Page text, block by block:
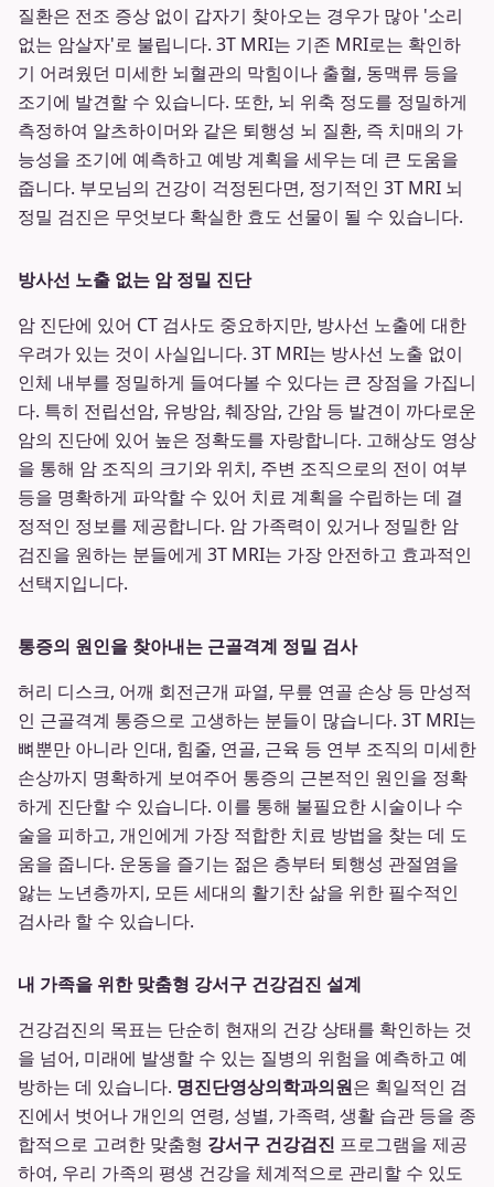
질환은 전조 증상 없이 갑자기 찾아오는 경우가 많아 '소리
없는 암살자'로 불립니다. 3T MRI는 기존 MRI로는 확인하
기 어려웠던 미세한 뇌혈관의 막힘이나 출혈, 동맥류 등을
조기에 발견할 수 있습니다. 또한, 뇌 위축 정도를 정밀하게
측정하여 알츠하이머와 같은 퇴행성 뇌 질환, 즉 치매의 가
능성을 조기에 예측하고 예방 계획을 세우는 데 큰 도움을
줍니다. 부모님의 건강이 걱정된다면, 정기적인 3T MRI 뇌
정밀 검진은 무엇보다 확실한 효도 선물이 될 수 있습니다.
방사선 노출 없는 암 정밀 진단
암 진단에 있어 CT 검사도 중요하지만, 방사선 노출에 대한
우려가 있는 것이 사실입니다. 3T MRI는 방사선 노출 없이
인체 내부를 정밀하게 들여다볼 수 있다는 큰 장점을 가집니
다. 특히 전립선암, 유방암, 췌장암, 간암 등 발견이 까다로운
암의 진단에 있어 높은 정확도를 자랑합니다. 고해상도 영상
을 통해 암 조직의 크기와 위치, 주변 조직으로의 전이 여부
등을 명확하게 파악할 수 있어 치료 계획을 수립하는 데 결
정적인 정보를 제공합니다. 암 가족력이 있거나 정밀한 암
검진을 원하는 분들에게 3T MRI는 가장 안전하고 효과적인
선택지입니다.
통증의 원인을 찾아내는 근골격계 정밀 검사
허리 디스크, 어깨 회전근개 파열, 무릎 연골 손상 등 만성적
인 근골격계 통증으로 고생하는 분들이 많습니다. 3T MRI는
뼈뿐만 아니라 인대, 힘줄, 연골, 근육 등 연부 조직의 미세한
손상까지 명확하게 보여주어 통증의 근본적인 원인을 정확
하게 진단할 수 있습니다. 이를 통해 불필요한 시술이나 수
술을 피하고, 개인에게 가장 적합한 치료 방법을 찾는 데 도
움을 줍니다. 운동을 즐기는 젊은 층부터 퇴행성 관절염을
앓는 노년층까지, 모든 세대의 활기찬 삶을 위한 필수적인
검사라 할 수 있습니다.
내 가족을 위한 맞춤형 강서구 건강검진 설계
건강검진의 목표는 단순히 현재의 건강 상태를 확인하는 것
을 넘어, 미래에 발생할 수 있는 질병의 위험을 예측하고 예
방하는 데 있습니다. 명진단영상의학과의원은 획일적인 검
진에서 벗어나 개인의 연령, 성별, 가족력, 생활 습관 등을 종
합적으로 고려한 맞춤형 강서구 건강검진 프로그램을 제공
하여, 우리 가족의 평생 건강을 체계적으로 관리할 수 있도